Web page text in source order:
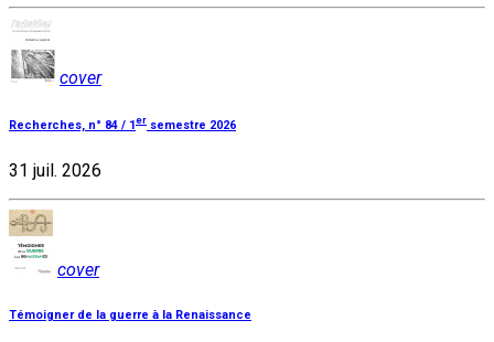
cover
Recherches, n° 84 / 1 er semestre 2026
31 juil. 2026
cover
Témoigner de la guerre à la Renaissance